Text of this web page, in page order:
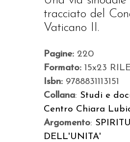
tracciato del
Vaticano II.
Pagine: 220
Formato: 15x23
Isbn: 9788831113151
Collana: Studi e
Centro Chiara
Argomento:
DELL'UNITA'